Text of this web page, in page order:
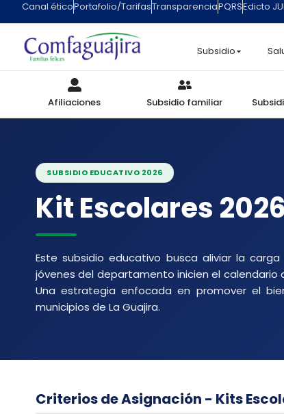
contenido
Canal éticoPortafolio/TarifasTransparenciaPQRSEdicto
Subsidio
Afiliaciones Subsidio familiar
SUBSIDIO EDUCATIVO 2026
Kit Escolares 2026
Este subsidio educativo busca aliviar la
jóvenes del departamento inicien el
Una estrategia enfocada en promover el
municipios de La Guajira.
Criterios de Asignación - Kits